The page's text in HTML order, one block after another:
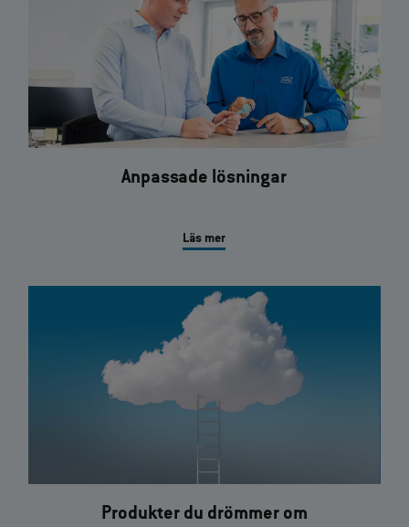
Anpassade lösningar
Läs mer
Produkter du drömmer om